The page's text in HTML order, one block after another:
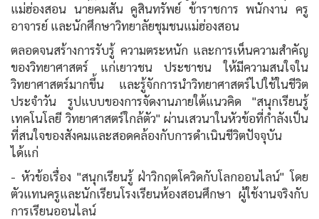
แม่ฮ่องสอน นายคมสัน คูสินทรัพย์ ข้าราชการ พนักงาน ครู
อาจารย์ และนักศึกษาวิทยาลัยชุมชนแม่ฮ่องสอน
ตลอดจนสร้างการรับรู้ ความตระหนัก และการเห็นความสำคัญ
ของวิทยาศาสตร์ แก่เยาวชน ประชาชน ให้มีความสนใจใน
วิทยาศาสตร์มากขึ้น และรู้จักการนำวิทยาศาสตร์ไปใช้ในชีวิต
ประจำวัน รูปแบบของการจัดงานภายใต้แนวคิด "สนุกเรียนรู้
เทคโนโลยี วิทยาศาสตร์ใกล้ตัว" ผ่านเสวนาในหัวข้อที่กำลังเป็น
ที่สนใจของสังคมและสอดคล้องกับการดำเนินชีวิตปัจจุบัน
ได้แก่
- หัวข้อเรื่อง "สนุกเรียนรู้ ฝ่าวิกฤตโควิดกับโลกออนไลน์" โดย
ตัวแทนครูและนักเรียนโรงเรียนห้องสอนศึกษา ผู้ใช้งานจริงกับ
การเรียนออนไลน์